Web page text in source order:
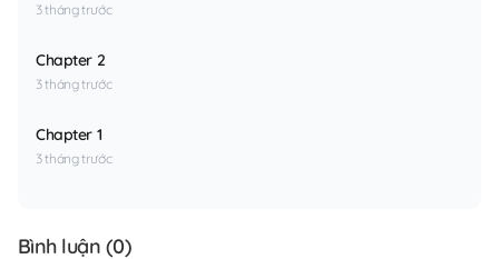
3 tháng trước
Chapter 2
3 tháng trước
Chapter 1
3 tháng trước
Bình luận (0)